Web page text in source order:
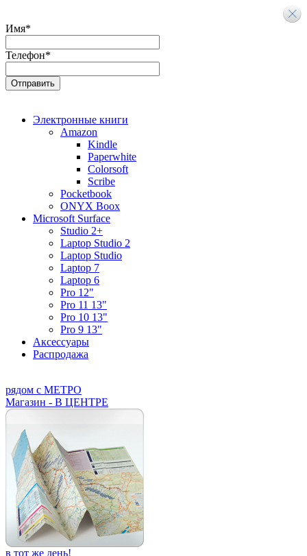
Имя*
Телефон*
Электронные книги
Amazon
Kindle
Paperwhite
Colorsoft
Scribe
Pocketbook
ONYX Boox
Microsoft Surface
Studio 2+
Laptop Studio 2
Laptop Studio
Laptop 7
Laptop 6
Pro 12"
Pro 11 13"
Pro 10 13"
Pro 9 13"
Аксессуары
Распродажа
рядом с МЕТРО
Магазин - В ЦЕНТРЕ
в тот же день!